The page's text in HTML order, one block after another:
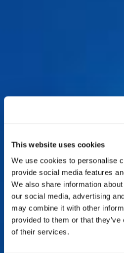
This website uses cookies
We use cookies to personalise
provide social media features
We also share information
our social media, advertising
may combine it with other
provided to them or that
of their services.